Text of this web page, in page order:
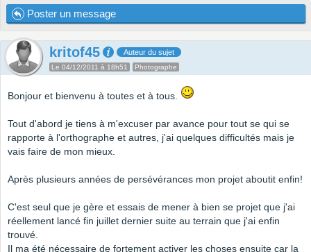
Poster un message
kritof45 Auteur du sujet
Le 04/12/2011 à 18h51 Photographe
Bonjour et bienvenu à toutes et à tous.
Tout d'abord je tiens à m'excuser par avance pour tout se qui se
rapporte à l'orthographe et autres, j'ai quelques difficultés mais je
vais faire de mon mieux.
Après plusieurs années de persévérances mon projet aboutit enfin!
C'est seul que je gère et essais de mener à bien se projet que j'ai
réellement lancé fin juillet dernier suite au terrain que j'ai enfin
trouvé.
Il ma été nécessaire de fortement activer les choses ensuite car la